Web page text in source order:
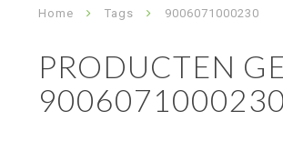
Home Tags 9006071000230
PRODUCTEN
9006071000230